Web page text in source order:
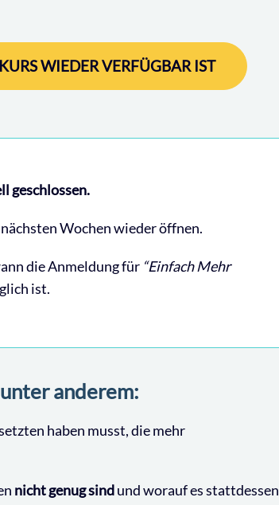
WIEDER VERFÜGBAR IST
geschlossen.
Wochen wieder öffnen.
die Anmeldung für “Einfach Mehr
ist.
anderem:
haben musst, die mehr
nicht genug sindund worauf es stattdessen